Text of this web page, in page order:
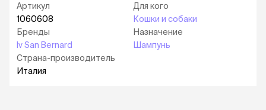
Артикул
1060608
Бренды
Iv San Bernard
Страна-производитель
Италия
Для кого
Кошки и собаки
Назначение
Шампунь